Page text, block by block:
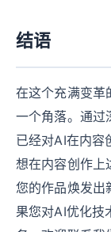
结语
在这个充满变革
一个角落。通过
已经对AI在内容
想在内容创作上
您的作品焕发出
果您对AI优化技